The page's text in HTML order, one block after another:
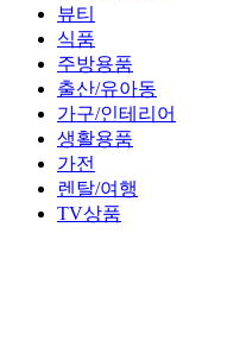
뷰티
식품
주방용품
출산/유아동
가구/인테리어
생활용품
가전
렌탈/여행
TV상품